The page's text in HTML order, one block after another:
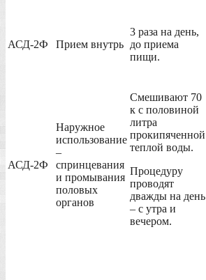
АСД-2Ф Прием внутрь
3 раза на день,
до приема
пищи.
АСД-2Ф
Наружное
использование
–
спринцевания
и промывания
половых
органов
Смешивают 70
к с половиной
литра
прокипяченной
теплой воды.
Процедуру
проводят
дважды на день
– с утра и
вечером.